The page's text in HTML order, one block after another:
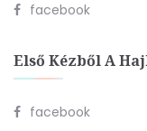
facebook
Első Kézből A
facebook